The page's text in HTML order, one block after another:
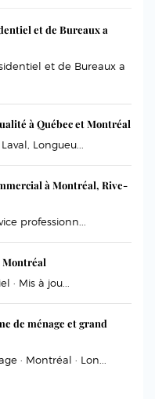
et de Bureaux a
et de Bureaux a
à Québec et Montréal
Longueu...
à Montréal, Rive-
professionn...
Montréal
Mis à jou...
de ménage et grand
· Montréal · Lon...